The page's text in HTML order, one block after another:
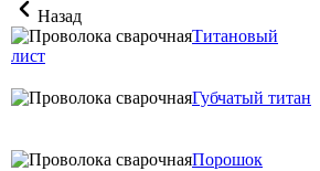
Назад
Титановый
лист
Губчатый титан
Порошок